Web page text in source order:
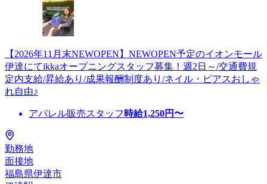
【2026年11月末NEWOPEN】NEWOPEN予定のイオンモール
伊達にてikkaオープニングスタッフ募集！週2日～/交通費規
定内支給/昇給あり/成果報酬制度あり/ネイル・ピアスおしゃ
れ自由♪
アパレル販売スタッフ 時給1,250円〜
勤務地
面接地
福島県伊達市